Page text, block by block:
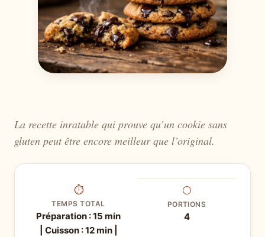
La recette inratable qui prouve qu’un cookie sans
gluten peut être encore meilleur que l’original.
⏱
TEMPS TOTAL
Préparation : 15 min
| Cuisson : 12 min |
⚪
PORTIONS
4